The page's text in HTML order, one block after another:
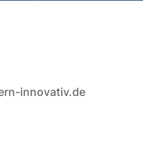
innovativ.de